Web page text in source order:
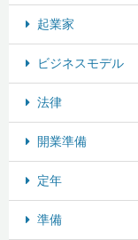
起業家
ビジネスモデル
法律
開業準備
定年
準備